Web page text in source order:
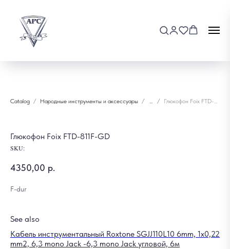
Catalog Народные инструменты и аксессуары ... Глюкофон Foix FTD-811F-GD
Глюкофон Foix FTD-811F-GD
SKU:
4350,00 р.
F-dur
See also
Кабель инструментальный Roxtone SGJJ110L10 6mm, 1x0,22
mm2, 6,3 mono Jack -6,3 mono Jack угловой, 6м